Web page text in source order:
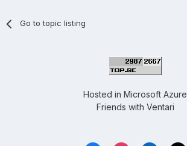
Go to topic listing
Hosted in Microsoft Azure
Friends with Ventari